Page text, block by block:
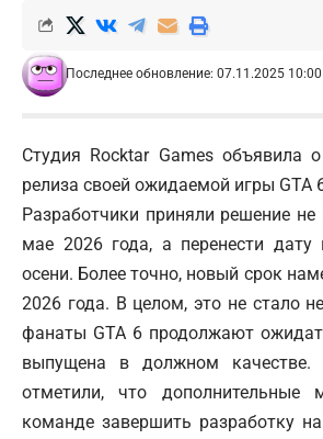
Последнее обновление: 07.11.2025 10:00
Студия Rocktar Games объявила
релиза своей ожидаемой игры GTA
Разработчики приняли решение не
мае 2026 года, а перенести
осени. Более точно, новый срок
2026 года. В целом, это не стало
фанаты GTA 6 продолжают
выпущена в должном качестве.
отметили, что дополнительные
команде завершить разработку